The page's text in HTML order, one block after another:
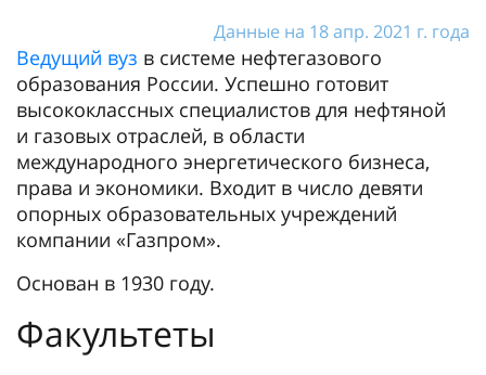
Данные на 18 апр. 2021 г. года
Ведущий вуз в системе нефтегазового
образования России. Успешно готовит
высококлассных специалистов для нефтяной
и газовых отраслей, в области
международного энергетического бизнеса,
права и экономики. Входит в число девяти
опорных образовательных учреждений
компании «Газпром».
Основан в 1930 году.
Факультеты